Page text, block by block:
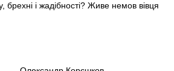
брехні і жадібності? Живе немов вівця